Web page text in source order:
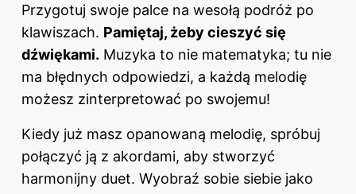
Przygotuj swoje palce na wesołą podróż po
klawiszach. Pamiętaj, żeby cieszyć się
dźwiękami. Muzyka to nie matematyka; tu nie
ma błędnych odpowiedzi, a każdą melodię
możesz zinterpretować po swojemu!
Kiedy już masz opanowaną melodię, spróbuj
połączyć ją z akordami, aby stworzyć
harmonijny duet. Wyobraź sobie siebie jako